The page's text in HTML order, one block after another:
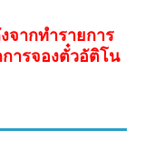
จากทำรายการ
การจองตั๋วอัติโน